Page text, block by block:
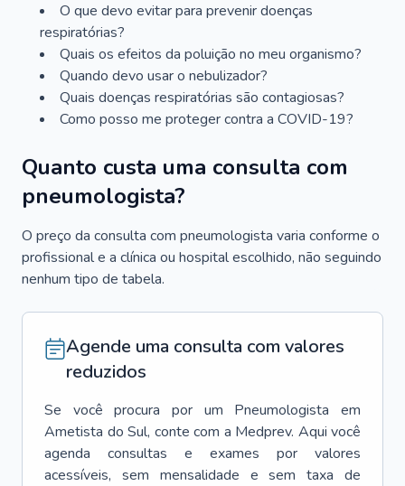
O que devo evitar para prevenir doenças
respiratórias?
Quais os efeitos da poluição no meu organismo?
Quando devo usar o nebulizador?
Quais doenças respiratórias são contagiosas?
Como posso me proteger contra a COVID-19?
Quanto custa uma consulta com
pneumologista?
O preço da consulta com pneumologista varia conforme o
profissional e a clínica ou hospital escolhido, não seguindo
nenhum tipo de tabela.
Agende uma consulta com valores
reduzidos
Se você procura por um Pneumologista
em
Ametista do Sul, conte com a Medprev. Aqui você
agenda consultas e exames por valores
acessíveis, sem mensalidade e sem taxa de